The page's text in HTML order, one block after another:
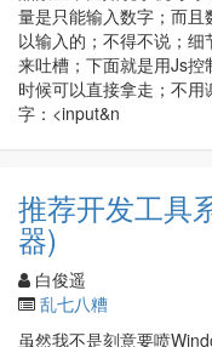
量是只能输入数字；而
以输入的；不得不说；
来吐槽；下面就是用Js
时候可以直接拿走；不
字：<input&n
推荐开发工具
器)
白俊遥
乱七八糟
虽然我不是刻意要喷